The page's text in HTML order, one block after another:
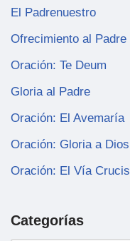
El Padrenuestro
Ofrecimiento al Padre
Oración: Te Deum
Gloria al Padre
Oración: El Avemaría
Oración: Gloria a Dios
Oración: El Vía Crucis
Categorías